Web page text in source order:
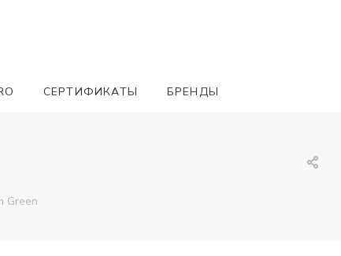
СЕРТИФИКАТЫ БРЕНДЫ
Green